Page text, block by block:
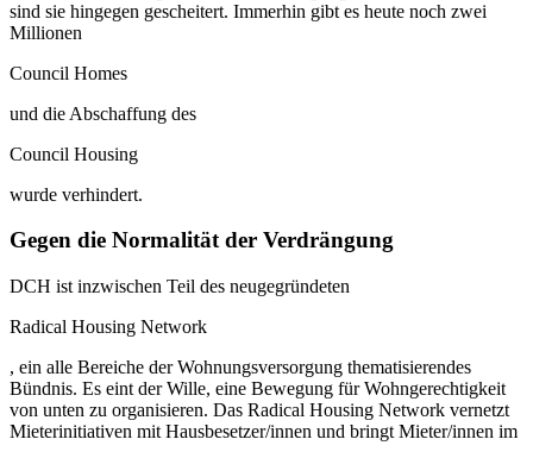
sind sie hingegen gescheitert. Immerhin gibt es heute noch zwei
Millionen
Council Homes
und die Abschaffung des
Council Housing
wurde verhindert.
Gegen die Normalität der Verdrängung
DCH ist inzwischen Teil des neugegründeten
Radical Housing Network
, ein alle Bereiche der Wohnungsversorgung thematisierendes
Bündnis. Es eint der Wille, eine Bewegung für Wohngerechtigkeit
von unten zu organisieren. Das Radical Housing Network vernetzt
Mieterinitiativen mit Hausbesetzer/innen und bringt Mieter/innen im